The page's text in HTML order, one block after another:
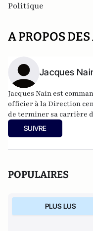
Politique
A PROPOS
Jacques
Jacques Nain est
officier à la Direction
de terminer sa carrière
notamment publié
d'Etat (L'esprit du Livre -
SUIVRE
POPULAIRES
PLUS LUS